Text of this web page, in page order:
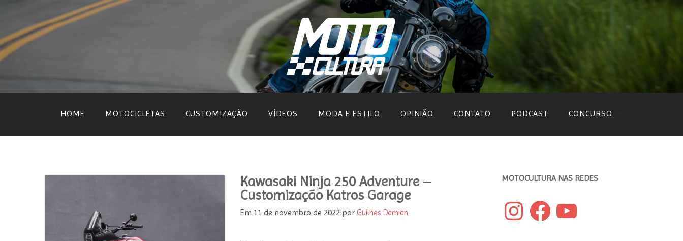
content
HOME MOTOCICLETAS CUSTOMIZAÇÃO VÍDEOS MODA E ESTILO OPINIÃO CONTATO PODCAST CONCURSO
EDIÇÃO 2019
Kawasaki Ninja 250 Adventure –
Customização Katros Garage
Em 11 de novembro de 2022 por Guilhes Damian
MOTOCULTURA NAS REDES
InstagramFacebookYouTube